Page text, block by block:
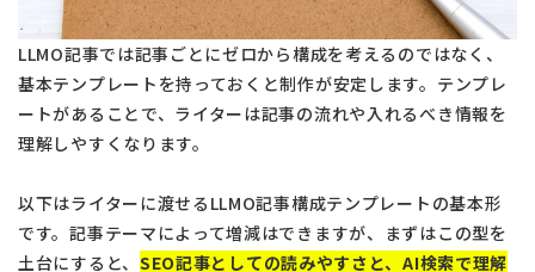
LLMO記事では記事ごとにゼロから構成を考えるのではなく、
基本テンプレートを持っておくと制作が安定します。テンプレ
ートがあることで、ライターは記事の流れや入れるべき情報を
理解しやすくなります。
以下はライターに渡せるLLMO記事構成テンプレートの基本形
です。記事テーマによって増減はできますが、まずはこの型を
土台にすると、 SEO記事としての読みやすさと、AI検索で理解